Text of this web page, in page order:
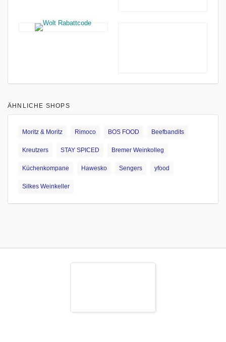
ÄHNLICHE SHOPS
Moritz & Moritz Rimoco BOS FOOD Beefbandits
Kreutzers STAY SPICED Bremer Weinkolleg
Küchenkompane Hawesko Sengers yfood
Silkes Weinkeller